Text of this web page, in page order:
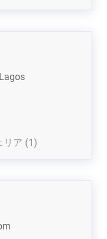
リア (1)